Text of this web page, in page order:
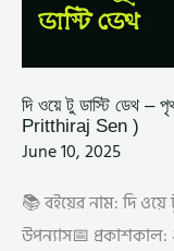
দি ওয়ে টু ডাস্টি ডেথ
Pritthiraj Sen )
June 10, 2025
📚 বইয়ের নাম: দি
উপন্যাস📅 প্রকাশকাল: